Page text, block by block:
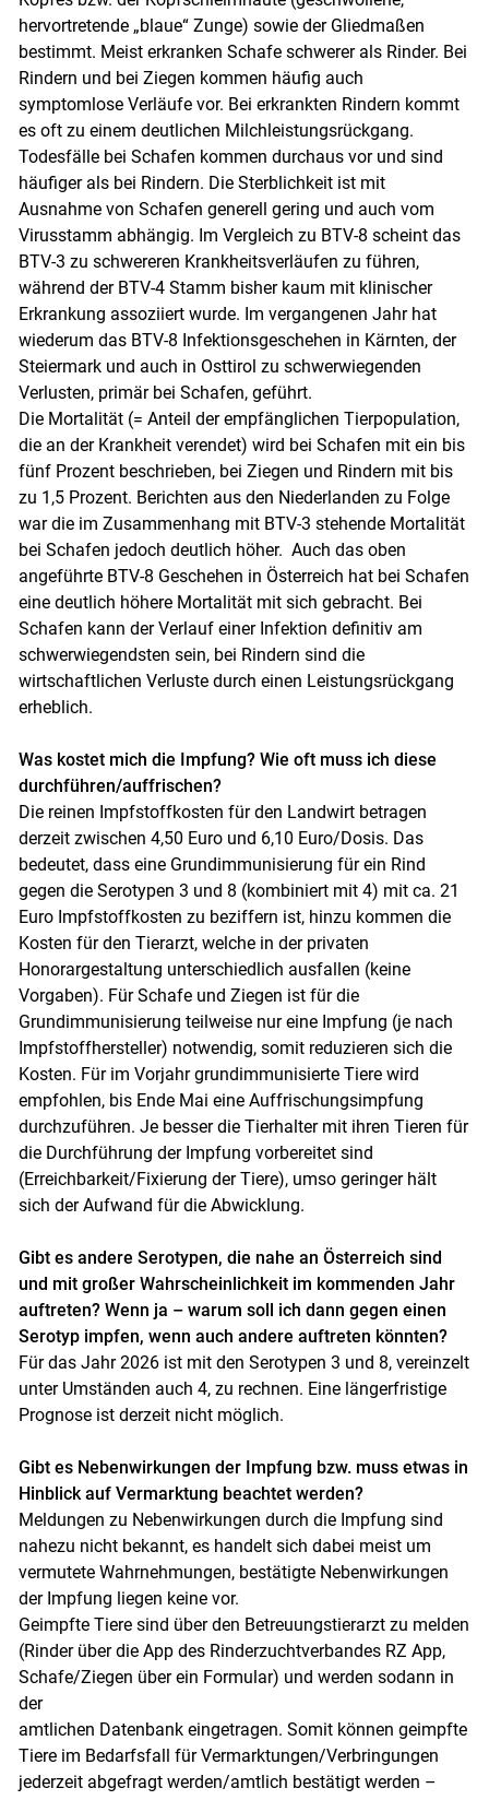
hervortretende „blaue“ Zunge) sowie der Gliedmaßen
bestimmt. Meist erkranken Schafe schwerer als Rinder. Bei
Rindern und bei Ziegen kommen häufig auch
symptomlose Verläufe vor. Bei erkrankten Rindern kommt
es oft zu einem deutlichen Milchleistungsrückgang.
Todesfälle bei Schafen kommen durchaus vor und sind
häufiger als bei Rindern. Die Sterblichkeit ist mit
Ausnahme von Schafen generell gering und auch vom
Virusstamm abhängig. Im Vergleich zu BTV-8 scheint das
BTV-3 zu schwereren Krankheitsverläufen zu führen,
während der BTV-4 Stamm bisher kaum mit klinischer
Erkrankung assoziiert wurde. Im vergangenen Jahr hat
wiederum das BTV-8 Infektionsgeschehen in Kärnten, der
Steiermark und auch in Osttirol zu schwerwiegenden
Verlusten, primär bei Schafen, geführt.
Die Mortalität (= Anteil der empfänglichen Tierpopulation,
die an der Krankheit verendet) wird bei Schafen mit ein bis
fünf Prozent beschrieben, bei Ziegen und Rindern mit bis
zu 1,5 Prozent. Berichten aus den Niederlanden zu Folge
war die im Zusammenhang mit BTV-3 stehende Mortalität
bei Schafen jedoch deutlich höher. Auch das oben
angeführte BTV-8 Geschehen in Österreich hat bei Schafen
eine deutlich höhere Mortalität mit sich gebracht. Bei
Schafen kann der Verlauf einer Infektion definitiv am
schwerwiegendsten sein, bei Rindern sind die
wirtschaftlichen Verluste durch einen Leistungsrückgang
erheblich.
Was kostet mich die Impfung? Wie oft muss ich diese
durchführen/auffrischen?
Die reinen Impfstoffkosten für den Landwirt betragen
derzeit zwischen 4,50 Euro und 6,10 Euro/Dosis. Das
bedeutet, dass eine Grundimmunisierung für ein Rind
gegen die Serotypen 3 und 8 (kombiniert mit 4) mit ca. 21
Euro Impfstoffkosten zu beziffern ist, hinzu kommen die
Kosten für den Tierarzt, welche in der privaten
Honorargestaltung unterschiedlich ausfallen (keine
Vorgaben). Für Schafe und Ziegen ist für die
Grundimmunisierung teilweise nur eine Impfung (je nach
Impfstoffhersteller) notwendig, somit reduzieren sich die
Kosten. Für im Vorjahr grundimmunisierte Tiere wird
empfohlen, bis Ende Mai eine Auffrischungsimpfung
durchzuführen. Je besser die Tierhalter mit ihren Tieren für
die Durchführung der Impfung vorbereitet sind
(Erreichbarkeit/Fixierung der Tiere), umso geringer hält
sich der Aufwand für die Abwicklung.
Gibt es andere Serotypen, die nahe an Österreich sind
und mit großer Wahrscheinlichkeit im kommenden Jahr
auftreten? Wenn ja – warum soll ich dann gegen einen
Serotyp impfen, wenn auch andere auftreten könnten?
Für das Jahr 2026 ist mit den Serotypen 3 und 8, vereinzelt
unter Umständen auch 4, zu rechnen. Eine längerfristige
Prognose ist derzeit nicht möglich.
Gibt es Nebenwirkungen der Impfung bzw. muss etwas in
Hinblick auf Vermarktung beachtet werden?
Meldungen zu Nebenwirkungen durch die Impfung sind
nahezu nicht bekannt, es handelt sich dabei meist um
vermutete Wahrnehmungen, bestätigte Nebenwirkungen
der Impfung liegen keine vor.
Geimpfte Tiere sind über den Betreuungstierarzt zu melden
(Rinder über die App des Rinderzuchtverbandes RZ App,
Schafe/Ziegen über ein Formular) und werden sodann in
der
amtlichen Datenbank eingetragen. Somit können geimpfte
Tiere im Bedarfsfall für Vermarktungen/Verbringungen
jederzeit abgefragt werden/amtlich bestätigt werden –